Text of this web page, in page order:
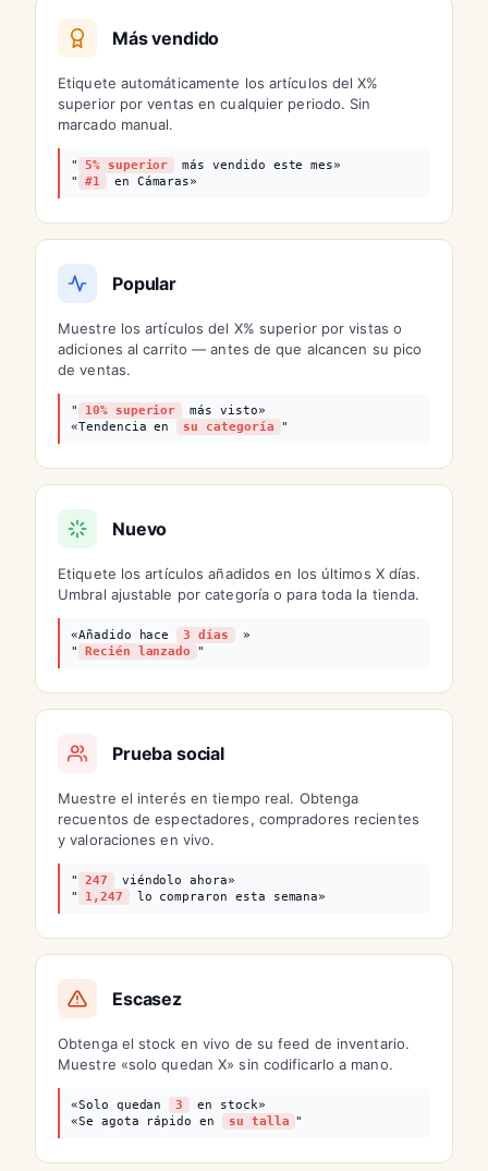
Más vendido
Etiquete automáticamente los artículos del X%
superior por ventas en cualquier periodo. Sin
marcado manual.
" 5% superior
más vendido este mes»
"
#1 en Cámaras»
Popular
Muestre los artículos del X% superior por vistas o
adiciones al carrito — antes de que alcancen su pico
de ventas.
" 10% superior
más visto»
«Tendencia en
su categoría "
Nuevo
Etiquete los artículos añadidos en los últimos X días.
Umbral ajustable por categoría o para toda la tienda.
«Añadido hace 3 días
»
"
Recién lanzado "
Prueba social
Muestre el interés en tiempo real. Obtenga
recuentos de espectadores, compradores recientes
y valoraciones en vivo.
" 247
viéndolo ahora»
"
1,247 lo compraron esta semana»
Escasez
Obtenga el stock en vivo de su feed de inventario.
Muestre «solo quedan X» sin codificarlo a mano.
«Solo quedan 3
en stock»
«Se agota rápido en
su talla "